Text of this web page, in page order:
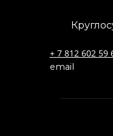
+ 7 812 602 59
email